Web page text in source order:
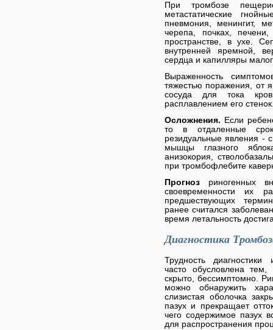
При тромбозе
метастатические
пневмония, менингит,
черепа, почках,
пространстве, в ухе.
внутренней яремной,
сердца и капилляры
Выраженность
тяжестью поражения, от
сосуда для тока
расплавлением его
Осложнения. Если
то в отдаленные
резидуальные явления -
мышцы глазного
анизокория,
при тромбофлебите
Прогноз риногенных
своевременности их
предшествующих
ранее считался
время летальность
Диагностика
Трудность диагностики
часто обусловлена
скрыто, бессимптомно.
можно обнаружить
слизистая оболочка
пазух и прекращает
чего содержимое пазух
для распространения